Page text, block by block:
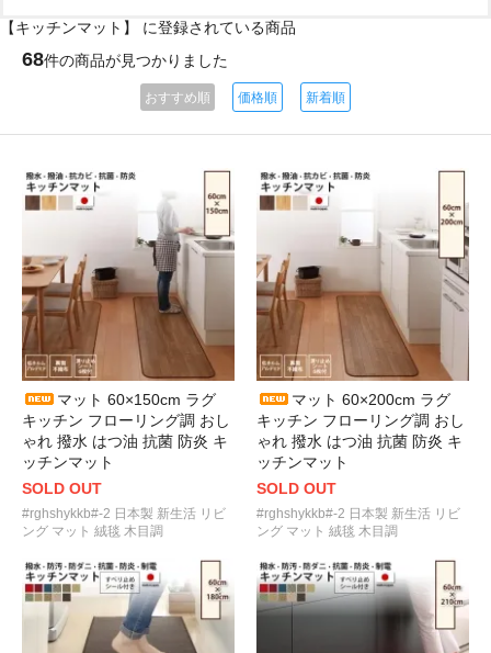
【キッチンマット】 に登録されている商品
68件の商品が見つかりました
おすすめ順 価格順 新着順
マット 60×150cm ラグ
キッチン フローリング調 おし
ゃれ 撥水 はつ油 抗菌 防炎 キ
ッチンマット
SOLD OUT
#rghshykkb#-2 日本製 新生活 リビ
ング マット 絨毯 木目調
マット 60×200cm ラグ
キッチン フローリング調 おし
ゃれ 撥水 はつ油 抗菌 防炎 キ
ッチンマット
SOLD OUT
#rghshykkb#-2 日本製 新生活 リビ
ング マット 絨毯 木目調